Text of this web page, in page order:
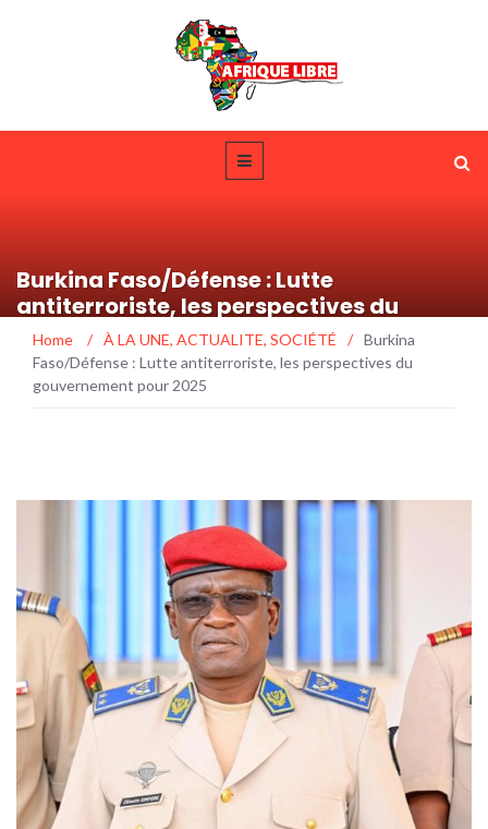
Burkina Faso/Défense : Lutte
antiterroriste, les perspectives du
gouvernement pour 2025
Home / À LA UNE, ACTUALITE, SOCIÉTÉ / Burkina
Faso/Défense : Lutte antiterroriste, les perspectives du
gouvernement pour 2025